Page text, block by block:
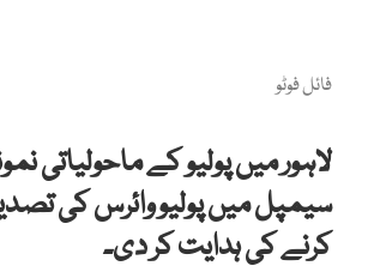
فائل فوٹو
لاہور میں پولیو کے ماحولیاتی
سیمپل میں پولیو وائرس کی
کرنے کی ہدایت کر دی۔